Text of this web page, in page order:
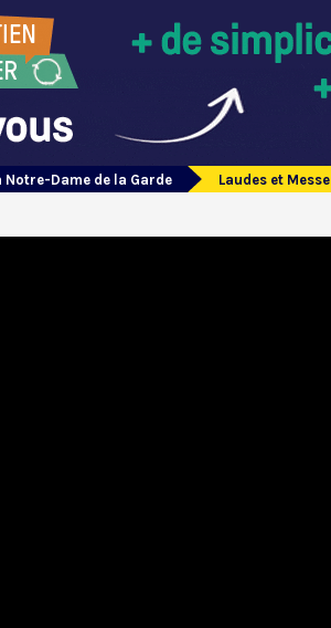
Notre-Dame de la Garde Laudes et